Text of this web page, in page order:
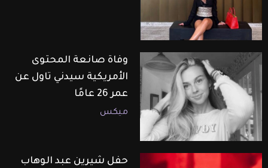
وفاة صانعة المحتوى
الأمريكية سيدني تاول عن
عمر 26 عامًا
ميكس
حفل شيرين عبد الوهاب